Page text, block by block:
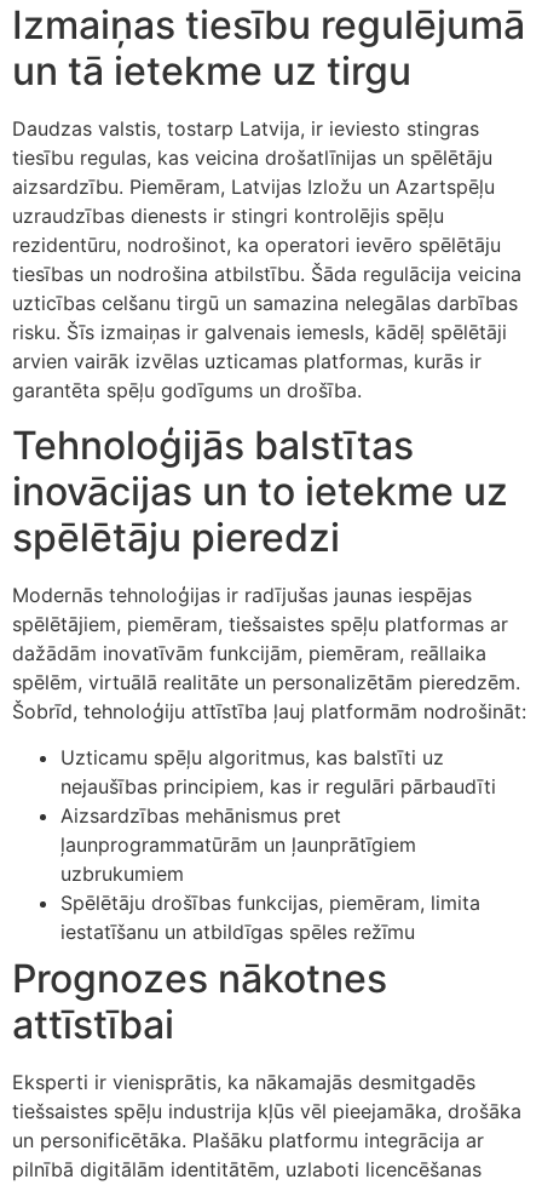
Izmaiņas tiesību regulējumā
un tā ietekme uz tirgu
Daudzas valstis, tostarp Latvija, ir ieviesto stingras
tiesību regulas, kas veicina drošatlīnijas un spēlētāju
aizsardzību. Piemēram, Latvijas Izložu un Azartspēļu
uzraudzības dienests ir stingri kontrolējis spēļu
rezidentūru, nodrošinot, ka operatori ievēro spēlētāju
tiesības un nodrošina atbilstību. Šāda regulācija veicina
uzticības celšanu tirgū un samazina nelegālas darbības
risku. Šīs izmaiņas ir galvenais iemesls, kādēļ spēlētāji
arvien vairāk izvēlas uzticamas platformas, kurās ir
garantēta spēļu godīgums un drošība.
Tehnoloģijās balstītas
inovācijas un to ietekme uz
spēlētāju pieredzi
Modernās tehnoloģijas ir radījušas jaunas iespējas
spēlētājiem, piemēram, tiešsaistes spēļu platformas ar
dažādām inovatīvām funkcijām, piemēram, reāllaika
spēlēm, virtuālā realitāte un personalizētām pieredzēm.
Šobrīd, tehnoloģiju attīstība ļauj platformām nodrošināt:
Uzticamu spēļu algoritmus, kas balstīti uz
nejaušības principiem, kas ir regulāri pārbaudīti
Aizsardzības mehānismus pret
ļaunprogrammatūrām un ļaunprātīgiem
uzbrukumiem
Spēlētāju drošības funkcijas, piemēram, limita
iestatīšanu un atbildīgas spēles režīmu
Prognozes nākotnes
attīstībai
Eksperti ir vienisprātis, ka nākamajās desmitgadēs
tiešsaistes spēļu industrija kļūs vēl pieejamāka, drošāka
un personificētāka. Plašāku platformu integrācija ar
pilnībā digitālām identitātēm, uzlaboti licencēšanas